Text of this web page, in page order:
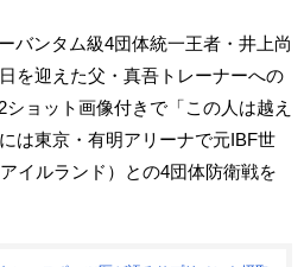
バンタム級4団体統一王者・井上尚
を迎えた父・真吾トレーナーへの
ョット画像付きで「この人は越え
は東京・有明アリーナで元IBF世
イルランド）との4団体防衛戦を